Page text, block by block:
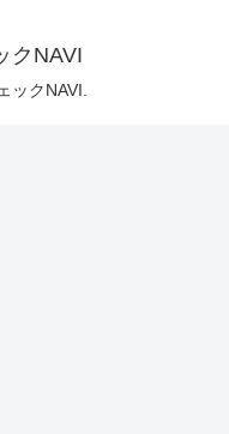
クNAVI
ックNAVI.